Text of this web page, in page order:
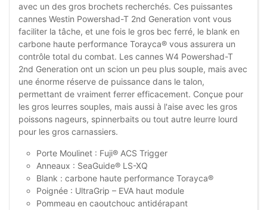
avec un des gros brochets recherchés. Ces puissantes
cannes Westin Powershad-T 2nd Generation vont vous
faciliter la tâche, et une fois le gros bec ferré, le blank en
carbone haute performance Torayca® vous assurera un
contrôle total du combat. Les cannes W4 Powershad-T
2nd Generation ont un scion un peu plus souple, mais avec
une énorme réserve de puissance dans le talon,
permettant de vraiment ferrer efficacement. Conçue pour
les gros leurres souples, mais aussi à l'aise avec les gros
poissons nageurs, spinnerbaits ou tout autre leurre lourd
pour les gros carnassiers.
Porte Moulinet : Fuji® ACS Trigger
Anneaux : SeaGuide® LS-XQ
Blank : carbone haute performance Torayca®
Poignée : UltraGrip – EVA haut module
Pommeau en caoutchouc antidérapant